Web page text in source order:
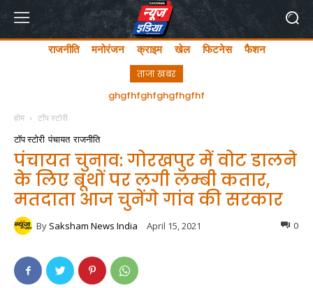
राजनीति मनोरंजन क्राइम खेल फिटनेस फैशन
ताजा खबर
ghgfhfghfghgfhgfhf
अयोध्या में लता मंगेशकर चौक का सीएम योगी ने किया उद्घाटन
होम टॉप स्टोरी
टॉप स्टोरी पंचायत राजनीति
पंचायत चुनाव: गोरखपुर में वोट डालने
के लिए बूथों पर लगी लम्‍बी कतार,
मतदाता आज चुनेंगे गांव की सरकार
By Saksham News India April 15, 2021 0